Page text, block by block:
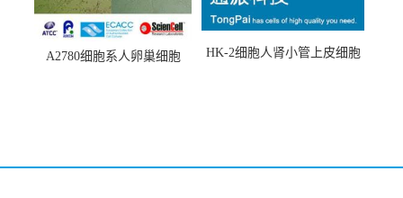
A2780细胞系人卵巢细胞
HK-2细胞人肾小管上皮细胞